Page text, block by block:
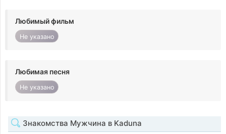
Любимый фильм
Не указано
Любимая песня
Не указано
Знакомства Мужчина в Kaduna